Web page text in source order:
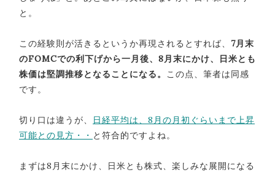
と。
この経験則が活きるというか再現されるとすれば、 7月末
のFOMCでの利下げから一月後、8月末にかけ、日米とも
株価は堅調推移となることになる。 この点、筆者は同感
です。
切り口は違うが、
日経平均は、8月の月初ぐらいまで上昇
可能との見方・・ と符合的ですよね。
まずは8月末にかけ、日米とも株式、楽しみな展開になる